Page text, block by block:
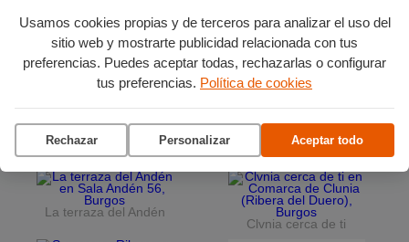
Usamos cookies propias y de terceros para analizar el uso del
sitio web y mostrarte publicidad relacionada con tus
preferencias. Puedes aceptar todas, rechazarlas o configurar
tus preferencias. Política de cookies
Rechazar Personalizar Aceptar todo
Planes en agostopor Burgos
Ciclo de conciertos en el
Museo del Retablo
La terraza del Andén
Clvnia cerca de ti